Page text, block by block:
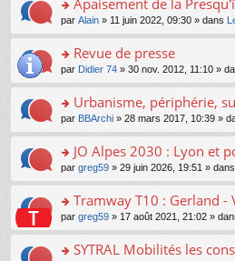
nt
ré
c
e
nt
le
pl
u
s
ré
c
e
nt
n
le
pl
u
s
ré
c
e
nt
a
g
e
n
n
le
pl
u
s
ré
c
e
nt
m
e
s
a
g
e
n
n
le
pl
u
s
ré
c
e
nt
ult
er
le
m
e
s
a
g
e
n
n
le
pl
u
s
ré
o
n
s
ult
er
le
m
e
s
a
g
e
n
n
le
Apaisement de la
par Alain » 11 juin 2022, 09:30 » dans
o
n
s
ult
er
le
m
e
s
a
g
e
n
Revue de presse
par Didier 74 » 30 nov. 2012, 11:10 »
o
n
s
ult
er
le
m
e
s
a
Urbanisme, périphérie,
par BBArchi » 28 mars 2017, 10:39 »
o
n
s
ult
er
le
m
JO Alpes 2030 : Lyon et
par greg59 » 29 juin 2026, 19:51 » dans
o
n
s
ult
Tramway T10 : Gerland -
par greg59 » 17 août 2021, 21:02 »
SYTRAL Mobilités les